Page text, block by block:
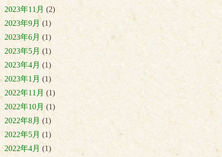
2023年11月 (2)
2023年9月 (1)
2023年6月 (1)
2023年5月 (1)
2023年4月 (1)
2023年1月 (1)
2022年11月 (1)
2022年10月 (1)
2022年8月 (1)
2022年5月 (1)
2022年4月 (1)